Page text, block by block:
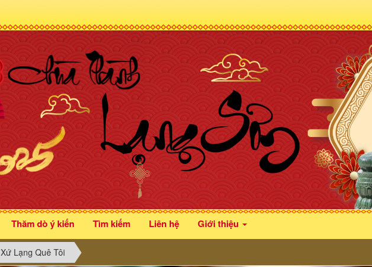
Thăm dò ý kiến Tìm kiếm Liên hệ Giới thiệu
Xứ Lạng Quê Tôi